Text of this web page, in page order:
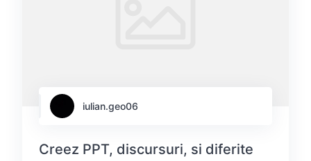
iulian.geo06
Creez PPT, discursuri, si diferite